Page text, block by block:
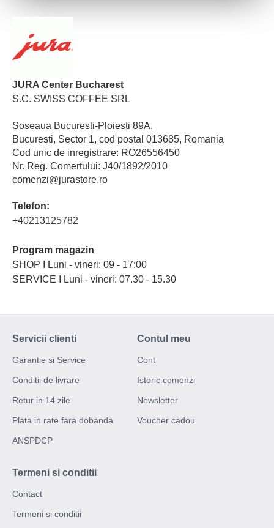
JURA Center Bucharest
S.C. SWISS COFFEE SRL
Soseaua Bucuresti-Ploiesti 89A,
Bucuresti, Sector 1, cod postal 013685, Romania
Cod unic de inregistrare: RO26556450
Nr. Reg. Comertului: J40/1892/2010
comenzi@jurastore.ro
Telefon:
+40213125782
Program magazin
SHOP I Luni - vineri: 09 - 17:00
SERVICE I Luni - vineri: 07.30 - 15.30
Servicii clienti
Garantie si Service
Conditii de livrare
Retur in 14 zile
Plata in rate fara dobanda
ANSPDCP
Contul meu
Cont
Istoric comenzi
Newsletter
Voucher cadou
Termeni si conditii
Contact
Termeni si conditii